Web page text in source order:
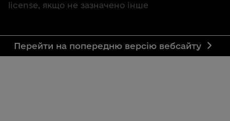
license, якщо не зазначено інше
Перейти на попередню версію вебсайту